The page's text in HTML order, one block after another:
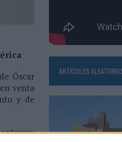
Óscar
venta
y de
ARTÍCULOS